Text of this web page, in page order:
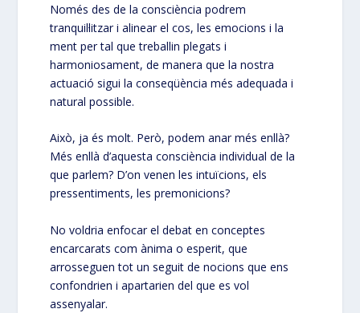
Només des de la consciència podrem
tranquil·litzar i alinear el cos, les emocions i la
ment per tal que treballin plegats i
harmoniosament, de manera que la nostra
actuació sigui la conseqüència més adequada i
natural possible.
Això, ja és molt. Però, podem anar més enllà?
Més enllà d’aquesta consciència individual de la
que parlem? D’on venen les intuïcions, els
pressentiments, les premonicions?
No voldria enfocar el debat en conceptes
encarcarats com ànima o esperit, que
arrosseguen tot un seguit de nocions que ens
confondrien i apartarien del que es vol
assenyalar.